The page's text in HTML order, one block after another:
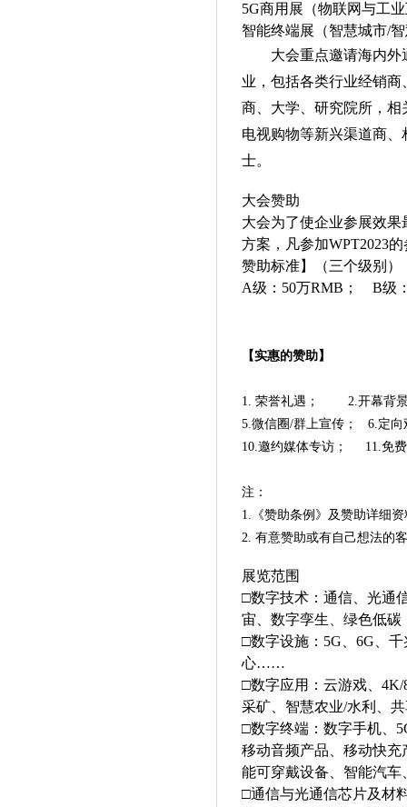
5G商用展（物联网与工
智能终端展 （智慧城市/
大会重点邀请海内外
业，包括各类行业经销
商、大学、研究院所，
电视购物等新兴渠道商
士。
大会赞助
大会为了使企业参展效
方案，凡参加WPT2023
赞助标准】（三个级别）
A级： 50万RMB； B级
【实惠的赞助】
1. 荣誉礼遇； 2.开幕背
5.微信圈/群上宣传； 6.
10.邀约媒体专访； 11.免
注：
1.《赞助条例》及赞助详细资
2. 有意赞助或有自己想法的
展览范围
□数字技术：通信、光通
宙、数字孪生、绿色低
□数字设施：5G、6G、千
心……
□数字应用：云游戏、
采矿、智慧农业/水利、
□数字终端：数字手机、
移动音频产品、移动快
能可穿戴设备、智能汽
□通信与光通信芯片及材